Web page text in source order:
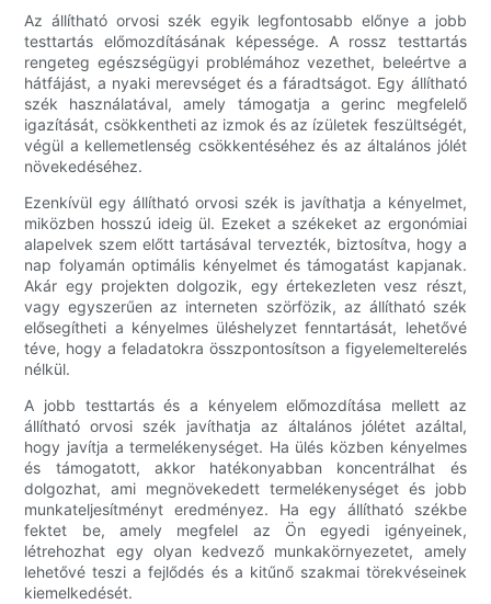
Az állítható orvosi szék egyik legfontosabb előnye a jobb
testtartás előmozdításának képessége. A rossz testtartás
rengeteg egészségügyi problémához vezethet, beleértve a
hátfájást, a nyaki merevséget és a fáradtságot. Egy állítható
szék használatával, amely támogatja a gerinc megfelelő
igazítását, csökkentheti az izmok és az ízületek feszültségét,
végül a kellemetlenség csökkentéséhez és az általános jólét
növekedéséhez.
Ezenkívül egy állítható orvosi szék is javíthatja a kényelmet,
miközben hosszú ideig ül. Ezeket a székeket az ergonómiai
alapelvek szem előtt tartásával tervezték, biztosítva, hogy a
nap folyamán optimális kényelmet és támogatást kapjanak.
Akár egy projekten dolgozik, egy értekezleten vesz részt,
vagy egyszerűen az interneten szörfözik, az állítható szék
elősegítheti a kényelmes üléshelyzet fenntartását, lehetővé
téve, hogy a feladatokra összpontosítson a figyelemelterelés
nélkül.
A jobb testtartás és a kényelem előmozdítása mellett az
állítható orvosi szék javíthatja az általános jólétet azáltal,
hogy javítja a termelékenységet. Ha ülés közben kényelmes
és támogatott, akkor hatékonyabban koncentrálhat és
dolgozhat, ami megnövekedett termelékenységet és jobb
munkateljesítményt eredményez. Ha egy állítható székbe
fektet be, amely megfelel az Ön egyedi igényeinek,
létrehozhat egy olyan kedvező munkakörnyezetet, amely
lehetővé teszi a fejlődés és a kitűnő szakmai törekvéseinek
kiemelkedését.